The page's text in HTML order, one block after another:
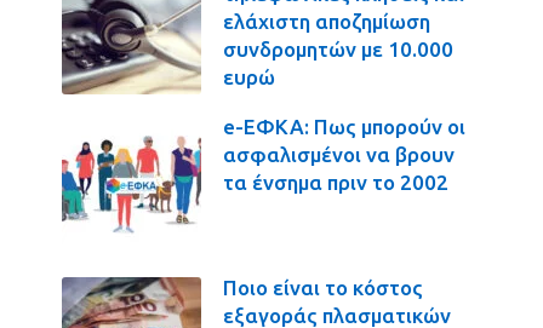
ελάχιστη αποζημίωση
συνδρομητών με 10.000
ευρώ
e-ΕΦΚΑ: Πως μπορούν οι
ασφαλισμένοι να βρουν
τα ένσημα πριν το 2002
Ποιο είναι το κόστος
εξαγοράς πλασματικών